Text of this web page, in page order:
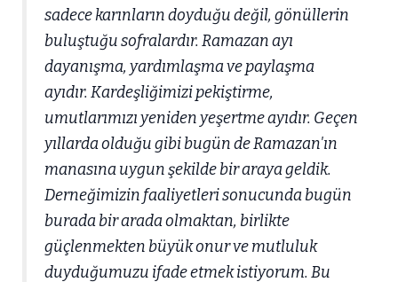
sadece karınların doyduğu değil, gönüllerin
buluştuğu sofralardır. Ramazan ayı
dayanışma, yardımlaşma ve paylaşma
ayıdır. Kardeşliğimizi pekiştirme,
umutlarımızı yeniden yeşertme ayıdır. Geçen
yıllarda olduğu gibi bugün de Ramazan'ın
manasına uygun şekilde bir araya geldik.
Derneğimizin faaliyetleri sonucunda bugün
burada bir arada olmaktan, birlikte
güçlenmekten büyük onur ve mutluluk
duyduğumuzu ifade etmek istiyorum. Bu